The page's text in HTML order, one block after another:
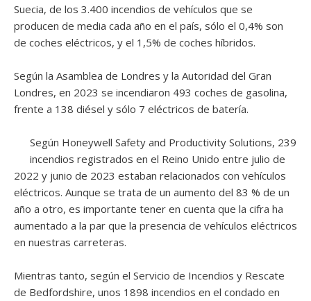
Suecia, de los 3.400 incendios de vehículos que se
producen de media cada año en el país, sólo el 0,4% son
de coches eléctricos, y el 1,5% de coches híbridos.
Según la Asamblea de Londres y la Autoridad del Gran
Londres, en 2023 se incendiaron 493 coches de gasolina,
frente a 138 diésel y sólo 7 eléctricos de batería.
Según Honeywell Safety and Productivity Solutions, 239
incendios registrados en el Reino Unido entre julio de
2022 y junio de 2023 estaban relacionados con vehículos
eléctricos. Aunque se trata de un aumento del 83 % de un
año a otro, es importante tener en cuenta que la cifra ha
aumentado a la par que la presencia de vehículos eléctricos
en nuestras carreteras.
Mientras tanto, según el Servicio de Incendios y Rescate
de Bedfordshire, unos 1898 incendios en el condado en